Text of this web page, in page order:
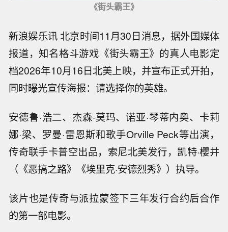
《街头霸王》
新浪娱乐讯 北京时间11月30日消息，据外国媒体
报道，知名格斗游戏《街头霸王》的真人电影定
档2026年10月16日北美上映，并宣布正式开拍，
同时曝光宣传海报：请选择你的英雄。
安德鲁·浩二、杰森·莫玛、诺亚·琴蒂内奥、卡莉
娜·梁、罗曼·雷恩斯和歌手Orville Peck等出演，
传奇联手卡普空出品，索尼北美发行，凯特·樱井
（《恶搞之路》《埃里克·安德烈秀》）执导。
该片也是传奇与派拉蒙签下三年发行合约后合作
的第一部电影。